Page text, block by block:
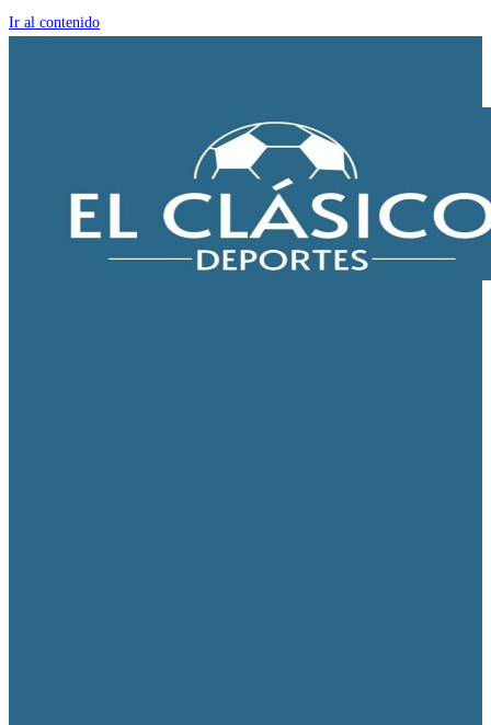
Ir al contenido